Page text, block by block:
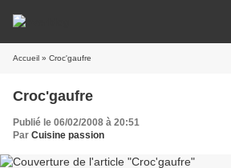
Accueil » Croc'gaufre
Croc'gaufre
Publié le 06/02/2008 à 20:51
Par Cuisine passion